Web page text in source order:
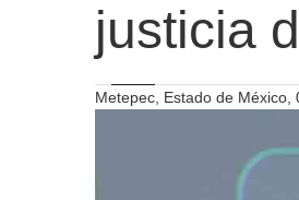
justicia
Metepec, Estado de